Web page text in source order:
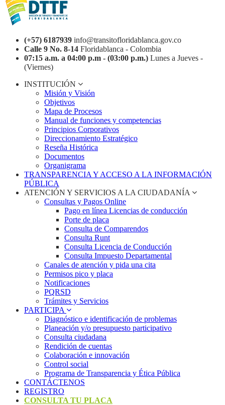
(+57) 6187939 info@transitofloridablanca.gov.co
Calle 9 No. 8-14 Floridablanca - Colombia
07:15 a.m. a 04:00 p.m - (03:00 p.m.) Lunes a Jueves -
(Viernes)
INSTITUCIÓN
Misión y Visión
Objetivos
Mapa de Procesos
Manual de funciones y competencias
Principios Corporativos
Direccionamiento Estratégico
Reseña Histórica
Documentos
Organigrama
TRANSPARENCIA Y ACCESO A LA INFORMACIÓN
PÚBLICA
ATENCIÓN Y SERVICIOS A LA CIUDADANÍA
Consultas y Pagos Online
Pago en línea Licencias de conducción
Porte de placa
Consulta de Comparendos
Consulta Runt
Consulta Licencia de Conducción
Consulta Impuesto Departamental
Canales de atención y pida una cita
Permisos pico y placa
Notificaciones
PQRSD
Trámites y Servicios
PARTICIPA
Diagnóstico e identificación de problemas
Planeación y/o presupuesto participativo​
Consulta ciudadana
Rendición de cuentas
Colaboración e innovación
Control social
Programa de Transparencia y Ética Pública
CONTÁCTENOS
REGISTRO
CONSULTA TU PLACA